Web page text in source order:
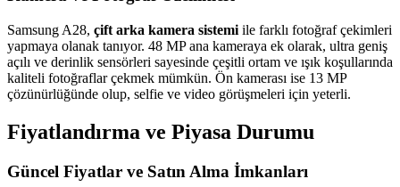
Samsung A28, çift arka kamera sistemi ile farklı fotoğraf çekimleri
yapmaya olanak tanıyor. 48 MP ana kameraya ek olarak, ultra geniş
açılı ve derinlik sensörleri sayesinde çeşitli ortam ve ışık koşullarında
kaliteli fotoğraflar çekmek mümkün. Ön kamerası ise 13 MP
çözünürlüğünde olup, selfie ve video görüşmeleri için yeterli.
Fiyatlandırma ve Piyasa Durumu
Güncel Fiyatlar ve Satın Alma İmkanları